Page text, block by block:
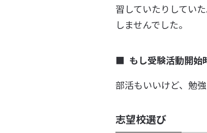
習していたりしてい
しませんでした。
もし受験活動開始
部活もいいけど、勉強
志望校選び